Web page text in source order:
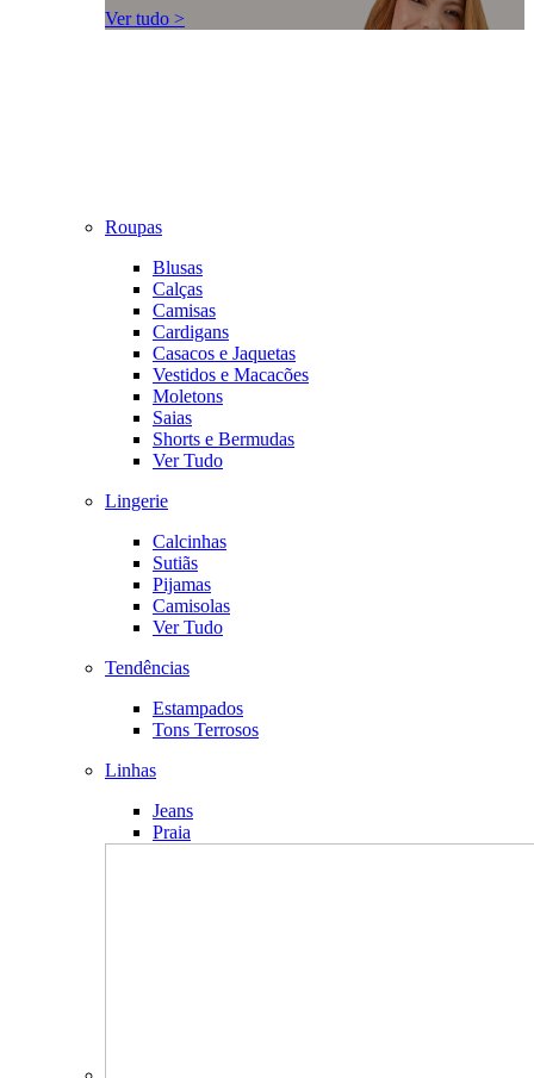
Ver tudo >
Roupas
Blusas
Calças
Camisas
Cardigans
Casacos e Jaquetas
Vestidos e Macacões
Moletons
Saias
Shorts e Bermudas
Ver Tudo
Lingerie
Calcinhas
Sutiãs
Pijamas
Camisolas
Ver Tudo
Tendências
Estampados
Tons Terrosos
Linhas
Jeans
Praia